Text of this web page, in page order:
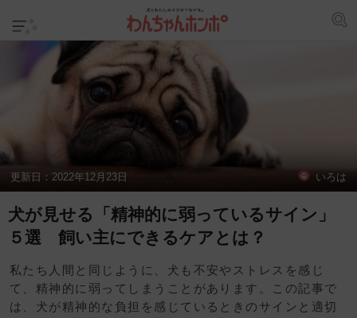
更新日： 2022年12月23日 いろは
犬が見せる「精神的に弱っているサイン」
５選 飼い主にできるケアとは？
私たち人間と同じように、犬も不安やストレスを感じ
て、精神的に弱ってしまうことがあります。この記事で
は、犬が精神的な負担を感じているときのサインと適切